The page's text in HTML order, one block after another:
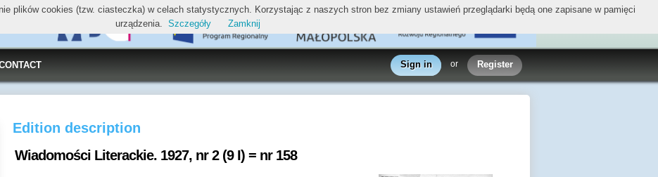
Sign in or Register
Edition description
Wiadomości Literackie. 1927, nr 2 (9 I) = nr 158
plików cookies (tzw. ciasteczka) w celach statystycznych. Korzystając z naszych stron bez zmiany ustawień przeglądarki będą one zapisane w pamięci
urządzenia. Szczegóły Zamknij